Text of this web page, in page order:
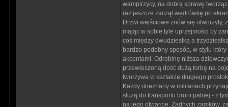
wampirzycy, na dobrą sprawę
raz jeszcze zaczął wędrówkę po
Drzwi wejściowe znów się
mając w sobie tyle uprzejmości by
coś między dwudziestką a
bardzo podobny sposób, w stylu
akcentami. Odrobinę niższa
przewieszoną dość dużą torbę na
tworzywa w kształcie długiego
Każdy obeznany w militariach
służą do transportu broni palnej - z
na jego otwarcie. Żadnych zamków,